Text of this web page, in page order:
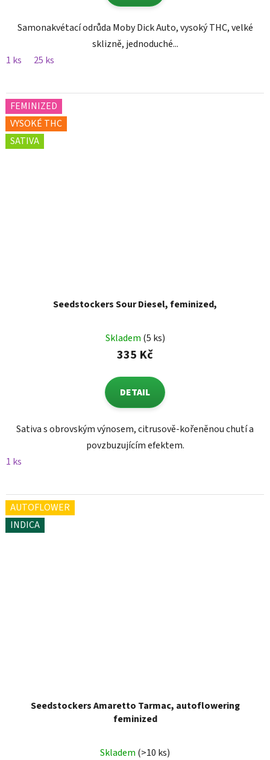
Samonakvétací odrůda Moby Dick Auto, vysoký THC, velké
sklizně, jednoduché...
1 ks
25 ks
FEMINIZED
VYSOKÉ THC
SATIVA
Seedstockers Sour Diesel, feminized,
Skladem (5 ks)
335 Kč
DETAIL
Sativa s obrovským výnosem, citrusově-kořeněnou chutí a
povzbuzujícím efektem.
1 ks
AUTOFLOWER
INDICA
Seedstockers Amaretto Tarmac, autoflowering
feminized
Skladem (>10 ks)